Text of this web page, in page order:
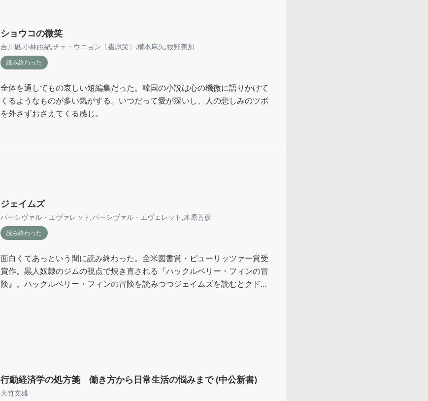
ショウコの微笑
吉川凪,小林由紀,チェ・ウニョン〔崔恩栄〕 ,横本麻矢,牧野美加
読み終わった
全体を通してもの哀しい短編集だった。韓国の小説は心の機微に語りかけて
くるようなものが多い気がする。いつだって愛が深いし、人の悲しみのツボ
を外さずおさえてくる感じ。
ジェイムズ
パーシヴァル・エヴァレット ,パーシヴァル・エヴェレット ,木原善彦
読み終わった
面白くてあっという間に読み終わった。全米図書賞・ピューリッツァー賞受
賞作。黒人奴隷のジムの視点で焼き直される『ハックルベリー・フィンの冒
険』。ハックルベリー・フィンの冒険を読みつつジェイムズを読むとクドカ
行動経済学の処方箋 働き方から日常生活の悩みまで (中公新書)
大竹文雄